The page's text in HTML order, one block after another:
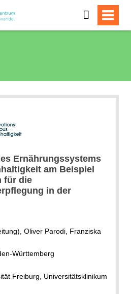
Ernährungssystems
am Beispiel
für die
in der
Oliver Parodi, Franziska
Württemberg
Freiburg, Universitätsklinikum